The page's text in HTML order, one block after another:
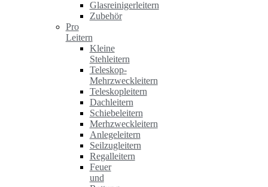
Glasreinigerleitern
Zubehör
Pro
Leitern
Kleine
Stehleitern
Teleskop-
Mehrzweckleitern
Teleskopleitern
Dachleitern
Schiebeleitern
Merhzweckleitern
Anlegeleitern
Seilzugleitern
Regalleitern
Feuer
und